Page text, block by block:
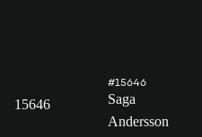
15646
#15646
Saga
Andersson